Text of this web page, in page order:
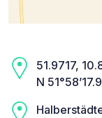
51.9717,
N